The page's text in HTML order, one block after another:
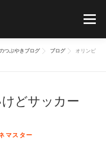
メニュー
CONTACT
つぶやきブログ ブログ
オリンピ
どサッカー
マスター